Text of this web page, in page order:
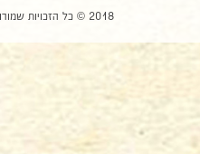
2018 © כל הזכויות שמורות ליוסי עופר "גולה ותקומה"